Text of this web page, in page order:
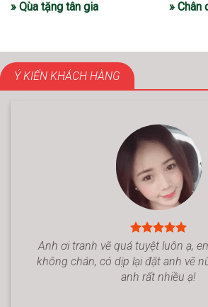
» Qùa tặng tân gia » Chân
Ý KIẾN KHÁCH HÀNG
Anh ơi tranh vẽ quá tuyệt luôn ạ,
không chán, có dịp lại đặt anh vẽ
anh rất nhiều ạ!